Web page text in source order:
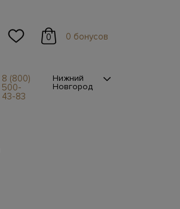
0 0 бонусов
8 (800)
500-
43-83
Нижний
Новгород